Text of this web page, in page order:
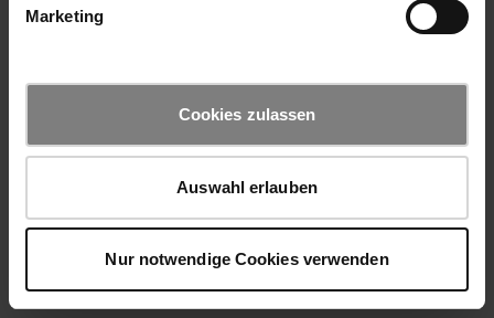
Marketing
Cookies zulassen
Auswahl erlauben
Nur notwendige Cookies verwenden